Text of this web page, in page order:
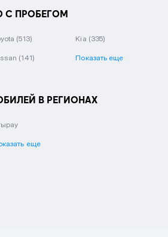
С ПРОБЕГОМ
(513) Kia (335)
(141) Показать еще
В РЕГИОНАХ
еще